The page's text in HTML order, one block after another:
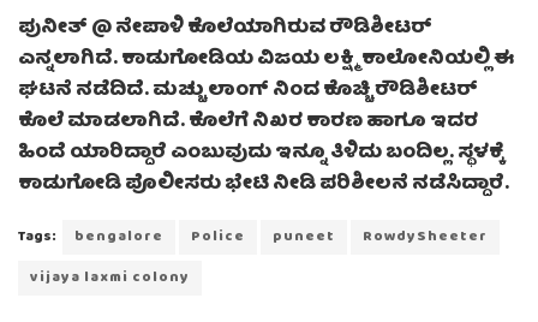
ಪುನೀತ್ @ ನೇಪಾಳಿ ಕೊಲೆಯಾಗಿರುವ ರೌಡಿಶೀಟರ್
ಎನ್ನಲಾಗಿದೆ. ಕಾಡುಗೋಡಿಯ ವಿಜಯ ಲಕ್ಷ್ಮಿ ಕಾಲೋನಿಯಲ್ಲಿ ಈ
ಘಟನೆ ನಡೆದಿದೆ. ಮಚ್ಚು ಲಾಂಗ್ ನಿಂದ ಕೊಚ್ಚಿ ರೌಡಿಶೀಟರ್
ಕೊಲೆ ಮಾಡಲಾಗಿದೆ. ಕೊಲೆಗೆ ನಿಖರ ಕಾರಣ ಹಾಗೂ ಇದರ
ಹಿಂದೆ ಯಾರಿದ್ದಾರೆ ಎಂಬುವುದು ಇನ್ನೂ ತಿಳಿದು ಬಂದಿಲ್ಲ. ಸ್ಥಳಕ್ಕೆ
ಕಾಡುಗೋಡಿ ಪೊಲೀಸರು ಭೇಟಿ ನೀಡಿ ಪರಿಶೀಲನೆ ನಡೆಸಿದ್ದಾರೆ.
Tags: bengalore Police puneet
RowdySheeter
vijaya laxmi colony